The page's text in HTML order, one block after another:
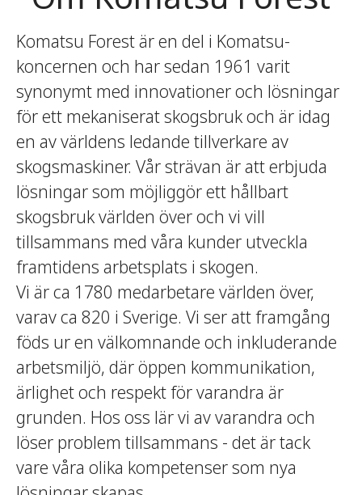
Komatsu Forest är en del i Komatsu-
koncernen och har sedan 1961 varit
synonymt med innovationer och lösningar
för ett mekaniserat skogsbruk och är idag
en av världens ledande tillverkare av
skogsmaskiner. Vår strävan är att erbjuda
lösningar som möjliggör ett hållbart
skogsbruk världen över och vi vill
tillsammans med våra kunder utveckla
framtidens arbetsplats i skogen.
Vi är ca 1780 medarbetare världen över,
varav ca 820 i Sverige. Vi ser att framgång
föds ur en välkomnande och inkluderande
arbetsmiljö, där öppen kommunikation,
ärlighet och respekt för varandra är
grunden. Hos oss lär vi av varandra och
löser problem tillsammans - det är tack
vare våra olika kompetenser som nya